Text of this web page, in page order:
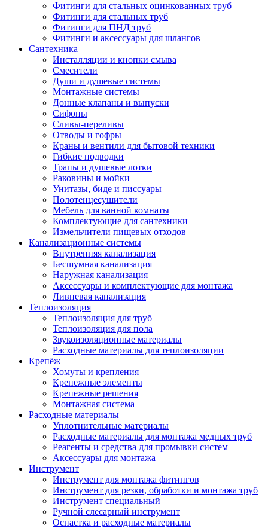
Фитинги для стальных оцинкованных труб
Фитинги для стальных труб
Фитинги для ПНД труб
Фитинги и аксессуары для шлангов
Сантехника
Инсталляции и кнопки смыва
Смесители
Души и душевые системы
Монтажные системы
Донные клапаны и выпуски
Сифоны
Сливы-переливы
Отводы и гофры
Краны и вентили для бытовой техники
Гибкие подводки
Трапы и душевые лотки
Раковины и мойки
Унитазы, биде и писсуары
Полотенцесушители
Мебель для ванной комнаты
Комплектующие для сантехники
Измельчители пищевых отходов
Канализационные системы
Внутренняя канализация
Бесшумная канализация
Наружная канализация
Аксессуары и комплектующие для монтажа
Ливневая канализация
Теплоизоляция
Теплоизоляция для труб
Теплоизоляция для пола
Звукоизоляционные материалы
Расходные материалы для теплоизоляции
Крепёж
Хомуты и крепления
Крепежные элементы
Крепежные решения
Монтажная система
Расходные материалы
Уплотнительные материалы
Расходные материалы для монтажа медных труб
Реагенты и средства для промывки систем
Аксессуары для монтажа
Инструмент
Инструмент для монтажа фитингов
Инструмент для резки, обработки и монтажа труб
Инструмент специальный
Ручной слесарный инструмент
Оснастка и расходные материалы